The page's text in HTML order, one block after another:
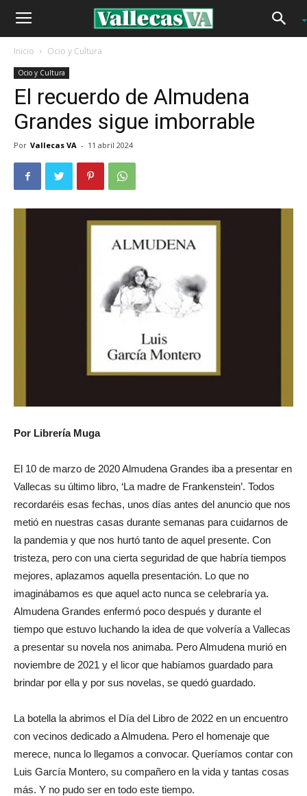
Inicio Ocio y Cultura
Ocio y Cultura
El recuerdo de Almudena
Grandes sigue imborrable
Por Vallecas VA - 11 abril 2024
Por Librería Muga
El 10 de marzo de 2020 Almudena Grandes iba a presentar en
Vallecas su último libro, ‘La madre de Frankenstein’. Todos
recordaréis esas fechas, unos días antes del anuncio que nos
metió en nuestras casas durante semanas para cuidarnos de
la pandemia y que nos hurtó tanto de aquel presente. Con
tristeza, pero con una cierta seguridad de que habría tiempos
mejores, aplazamos aquella presentación. Lo que no
imaginábamos es que aquel acto nunca se celebraría ya.
Almudena Grandes enfermó poco después y durante el
tiempo que estuvo luchando la idea de que volvería a Vallecas
a presentar su novela nos animaba. Pero Almudena murió en
noviembre de 2021 y el licor que habíamos guardado para
brindar por ella y por sus novelas, se quedó guardado.
La botella la abrimos el Día del Libro de 2022 en un encuentro
con vecinos dedicado a Almudena. Pero el homenaje que
merece, nunca lo llegamos a convocar. Queríamos contar con
Luis García Montero, su compañero en la vida y tantas cosas
más. Y no pudo ser en todo este tiempo.